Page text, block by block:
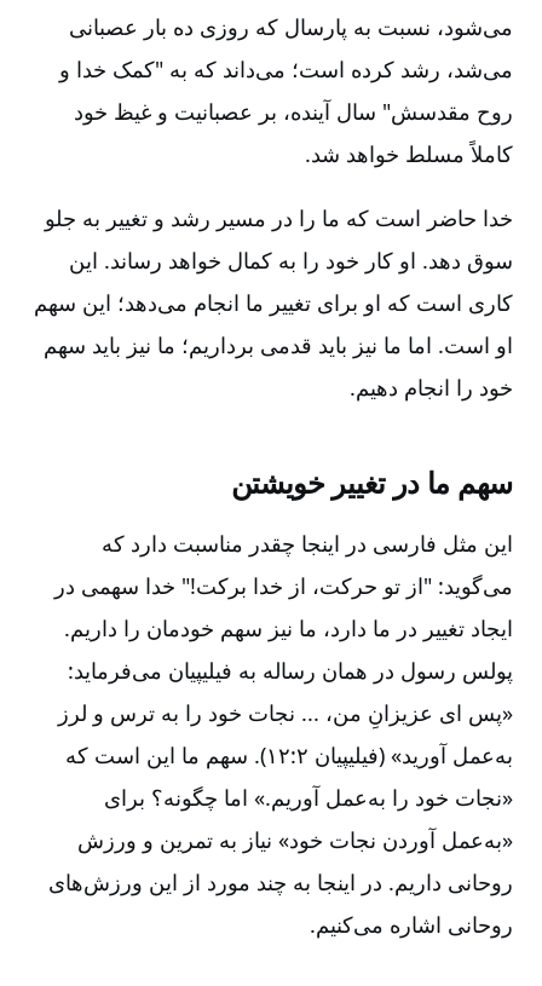
می‌شود، نسبت به پارسال که روزی ده بار عصبانی
می‌شد، رشد کرده است‌؛ می‌داند که به "کمک خدا و
روح مقدسش‌" سال آینده‌، بر عصبانیت و غیظ خود
کاملاً مسلط خواهد شد.
خدا حاضر است که ما را در مسیر رشد و تغییر به جلو
سوق دهد. او کار خود را به کمال خواهد رساند. این
کاری است که او برای تغییر ما انجام می‌دهد؛ این سهم
او است‌. اما ما نیز باید قدمی برداریم‌؛ ما نیز باید سهم
خود را انجام دهیم‌.
سهم ما در تغییر خویشتن‌
این مثل فارسی در اینجا چقدر مناسبت دارد که
می‌گوید:‌ "از تو حرکت‌، از خدا برکت‌!" خدا سهمی در
ایجاد تغییر در ما دارد، ما نیز سهم خودمان را داریم‌.
پولس رسول در همان رساله به فیلیپیان می‌فرماید:‌
«پس ای عزیزانِ من‌، ... نجات خود را به ترس و لرز
به‌عمل آورید» (فیلیپیان ۲:‏۱۲). سهم ما این است که
«نجات خود را به‌عمل آوریم‌.» اما چگونه‌؟ برای
«به‌عمل آوردن نجات خود» نیاز به تمرین و ورزش
روحانی داریم‌. در اینجا به چند مورد از این ورزش‌های
روحانی اشاره می‌کنیم‌.